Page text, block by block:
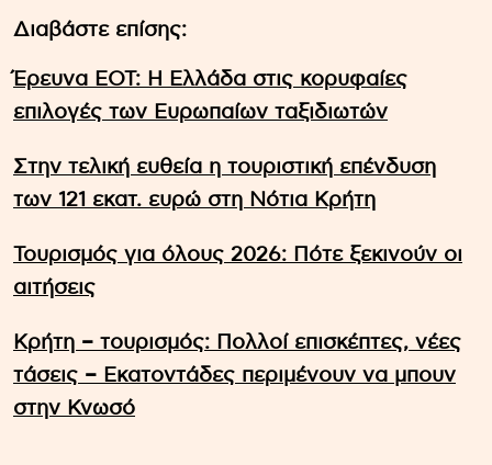
Διαβάστε επίσης:
Έρευνα ΕΟΤ: Η Ελλάδα στις κορυφαίες
επιλογές των Ευρωπαίων ταξιδιωτών
Στην τελική ευθεία η τουριστική επένδυση
των 121 εκατ. ευρώ στη Νότια Κρήτη
Τουρισμός για όλους 2026: Πότε ξεκινούν οι
αιτήσεις
Κρήτη – τουρισμός: Πολλοί επισκέπτες, νέες
τάσεις – Εκατοντάδες περιμένουν να μπουν
στην Κνωσό